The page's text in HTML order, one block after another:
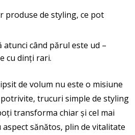
produse de styling, ce pot
când părul este ud –
cu dinți rari.
de volum nu este o misiune
trucuri simple de styling
transforma chiar și cel mai
sănătos, plin de vitalitate